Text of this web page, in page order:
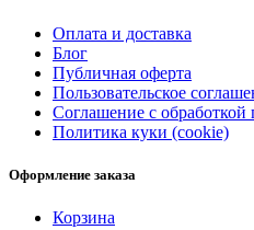
Оплата и доставка
Блог
Публичная оферта
Пользовательское
Соглашение с
Политика куки (cookie)
Оформление заказа
Корзина